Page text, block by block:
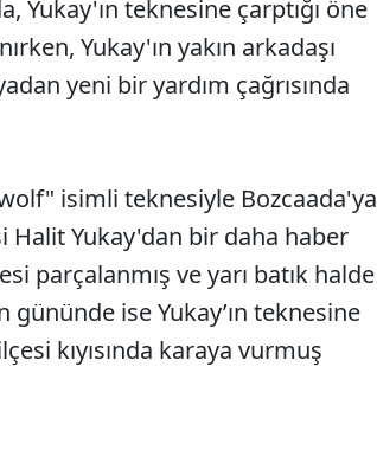
Yukay'ın teknesine çarptığı öne
Yukay'ın yakın arkadaşı
yeni bir yardım çağrısında
isimli teknesiyle Bozcaada'ya
Halit Yukay'dan bir daha haber
parçalanmış ve yarı batık halde
gününde ise Yukay’ın teknesine
kıyısında karaya vurmuş